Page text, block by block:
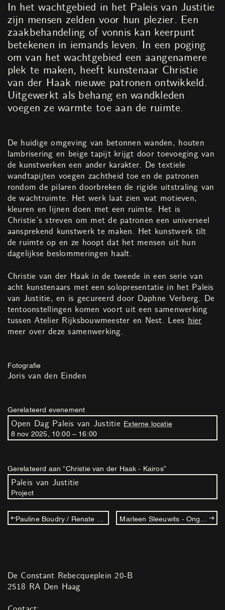
In het wachtgebied in het Paleis van Justitie
zijn mensen zelden voor hun plezier. Een
zaakbehandeling of vonnis kan keerpunt
betekenen in iemands leven. In een poging
om van het wachtgebied een aangenamere
plek te maken, heeft kunstenaar Christie
van der Haak nieuwe patronen ontwikkeld.
Uitgewerkt als behang en wandkleden
voegen ze warmte toe aan de ruimte.
De huidige omgeving van betonnen wanden, houten
lambrisering en beige tapijt krijgt door toevoeging van
de kunstwerken een ander karakter. De textiele
wandtapijten voegen zachtheid toe en de patronen
rondom de pilaren doorbreken de rigide uitstraling van
de wachtruimte. Het werk laat zien wat motieven,
kleuren en lijnen doen met een ruimte. Het is
Christie’s streven om met de patronen een universeel
aansprekend kunstwerk te maken. Het kunstwerk tilt
de ruimte op en ze hoopt dat het mensen uit hun
dagelijkse beslommeringen haalt.
Christie van der Haak in de tweede in een serie van
acht kunstenaars met een solopresentatie in het Paleis
van Justitie, en is gecureerd door Daphne Verberg. De
tentoonstellingen komen voort uit een samenwerking
tussen Atelier Rijksbouwmeester en Nest. Lees hier
meer over deze samenwerking.
Fotografie
Joris van den Einden
Gerelateerd evenement
Open Dag Paleis van Justitie Externe locatie
8 nov 2025 10:00– 16 :00
Gerelateerd aan “Christie van der Haak - Kairos”
Paleis van Justitie
Project
De Constant Rebecqueplein 20-B
2518 RA Den Haag